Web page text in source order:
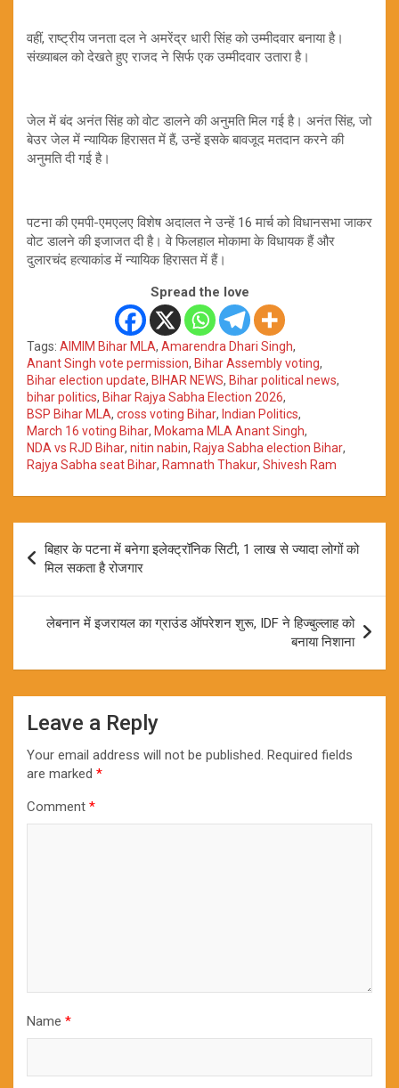
वहीं, राष्ट्रीय जनता दल ने अमरेंद्र धारी सिंह को उम्मीदवार बनाया है।
संख्याबल को देखते हुए राजद ने सिर्फ एक उम्मीदवार उतारा है।
जेल में बंद अनंत सिंह को वोट डालने की अनुमति मिल गई है। अनंत सिंह, जो
बेउर जेल में न्यायिक हिरासत में हैं, उन्हें इसके बावजूद मतदान करने की
अनुमति दी गई है।
पटना की एमपी-एमएलए विशेष अदालत ने उन्हें 16 मार्च को विधानसभा जाकर
वोट डालने की इजाजत दी है। वे फिलहाल मोकामा के विधायक हैं और
दुलारचंद हत्याकांड में न्यायिक हिरासत में हैं।
Spread the love
Tags: AIMIM Bihar MLA, Amarendra Dhari Singh,
Anant Singh vote permission, Bihar Assembly voting,
Bihar election update, BIHAR NEWS, Bihar political news,
bihar politics, Bihar Rajya Sabha Election 2026,
BSP Bihar MLA, cross voting Bihar, Indian Politics,
March 16 voting Bihar, Mokama MLA Anant Singh,
NDA vs RJD Bihar, nitin nabin, Rajya Sabha election Bihar,
Rajya Sabha seat Bihar, Ramnath Thakur, Shivesh Ram
navigation
बिहार के पटना में बनेगा इलेक्ट्रॉनिक सिटी, 1 लाख से ज्यादा लोगों को
मिल सकता है रोजगार
लेबनान में इजरायल का ग्राउंड ऑपरेशन शुरू, IDF ने हिज्बुल्लाह को
बनाया निशाना
Leave a Reply
Your email address will not be published. Required fields
are marked *
Comment *
Name *